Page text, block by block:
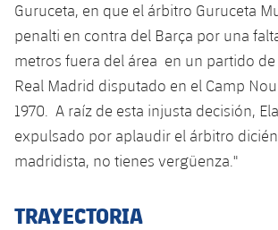
La Masia
Servicios Médicos
Acreditaciones
Instalaciones
SUB8 A
SUB8 B
Fotos
Historia
Fotos
Infantil A
Infantil B
Calendario
Entradas
Resultados
Clasificaciones
Actualidad
Calendario
Resultados
Jugadores
Base
plusicon
más
Actualidad
Juvenil
Campus Verano
PLUSICON
MÁS
Primer equipo
plusicon
más
Barça Atlètic
plusicon
más
Guruceta, en que el árbitro Guruceta
penalti en contra del Barça por una
metros fuera del área en un partido de
Real Madrid disputado en el Camp
1970. A raíz de esta injusta decisión,
expulsado por aplaudir el árbitro
madridista, no tienes vergüenza."
TRAYECTORIA